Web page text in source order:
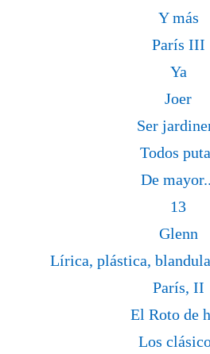
Y más
París III
Ya
Joer
Ser
Todos
De
13
Glenn
Lírica, plástica,
París, II
El Roto de
Los